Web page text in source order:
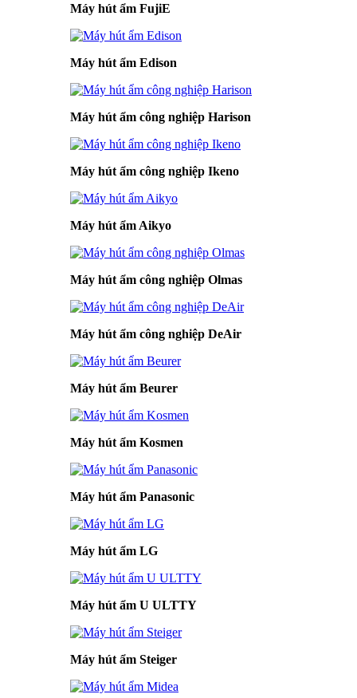
Máy hút ẩm FujiE
Máy hút ẩm Edison
Máy hút ẩm công nghiệp Harison
Máy hút ẩm công nghiệp Ikeno
Máy hút ẩm Aikyo
Máy hút ẩm công nghiệp Olmas
Máy hút ẩm công nghiệp DeAir
Máy hút ẩm Beurer
Máy hút ẩm Kosmen
Máy hút ẩm Panasonic
Máy hút ẩm LG
Máy hút ẩm U ULTTY
Máy hút ẩm Steiger